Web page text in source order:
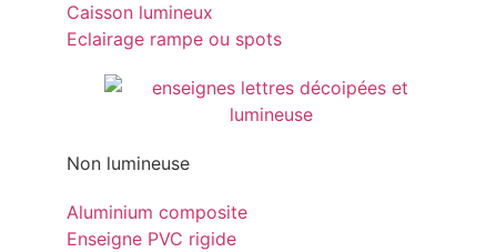
Caisson lumineux
Eclairage rampe ou spots
Non lumineuse
Aluminium composite
Enseigne PVC rigide